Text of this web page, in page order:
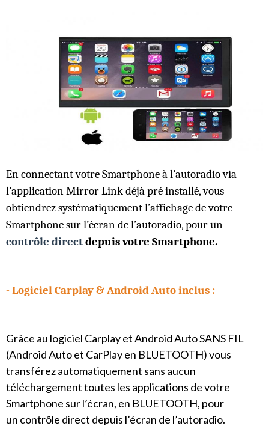
En connectant votre Smartphone à l’autoradio via
l’application Mirror Link déjà pré installé, vous
obtiendrez systématiquement l’affichage de votre
Smartphone sur l’écran de l’autoradio, pour un
contrôle directdepuis votre Smartphone.
- LogicielCarplay & Android Auto inclus :
Grâce au logiciel Carplay et Android Auto SANS FIL
(Android Auto et CarPlay en BLUETOOTH) vous
transférez automatiquement sans aucun
téléchargement toutes les applications de votre
Smartphone sur l’écran, en BLUETOOTH, pour
un contrôle direct depuis l’écran de l’autoradio.